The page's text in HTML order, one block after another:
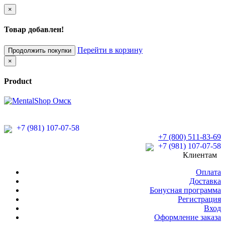
×
Товар добавлен!
Продолжить покупки Перейти в корзину
×
Product
+7 (981) 107-07-58
+7 (800) 511-83-69
+7 (981) 107-07-58
Клиентам
Оплата
Доставка
Бонусная программа
Регистрация
Вход
Оформление заказа